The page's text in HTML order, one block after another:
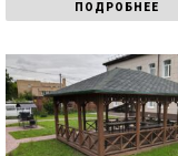
ПОДРОБНЕЕ